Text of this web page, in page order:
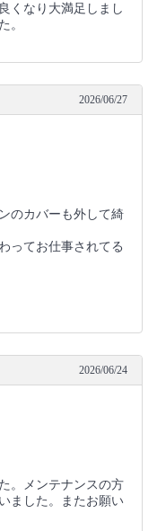
くなり大満足しまし
。
2026/06/27
のカバーも外して綺
ってお仕事されてる
2026/06/24
。メンテナンスの方
ました。またお願い